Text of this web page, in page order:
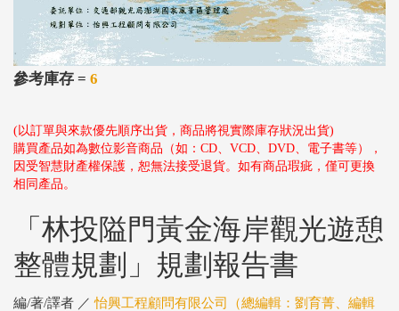
參考庫存 = 6
(以訂單與來款優先順序出貨，商品將視實際庫存狀況出貨)
購買產品如為數位影音商品（如：CD、VCD、DVD、電子書等），
因受智慧財產權保護，恕無法接受退貨。如有商品瑕疵，僅可更換
相同產品。
「林投隘門黃金海岸觀光遊憩
整體規劃」規劃報告書
編/著/譯者 ／怡興工程顧問有限公司（總編輯：劉育菁、編輯